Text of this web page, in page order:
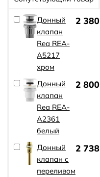
Донный
клапан
Rea REA-
A5217
хром
2 380
Донный
клапан
Rea REA-
A2361
белый
2 800
Донный
клапан с
переливом
2 738